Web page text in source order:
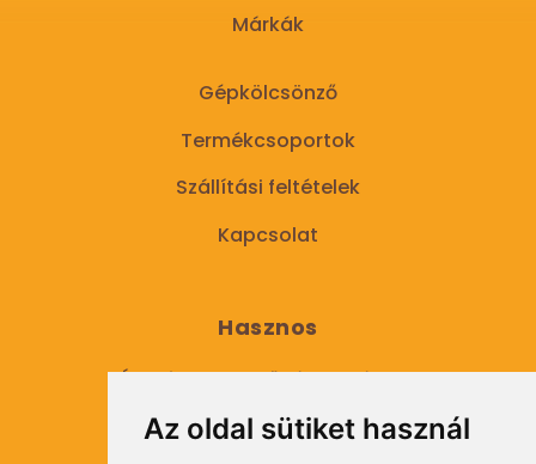
Az oldal sütiket használ
Márkák
Gépkölcsönző
Termékcsoportok
Szállítási feltételek
Kapcsolat
Hasznos
Általános Szerződési Feltételek
Adatkezelési tájékoztató